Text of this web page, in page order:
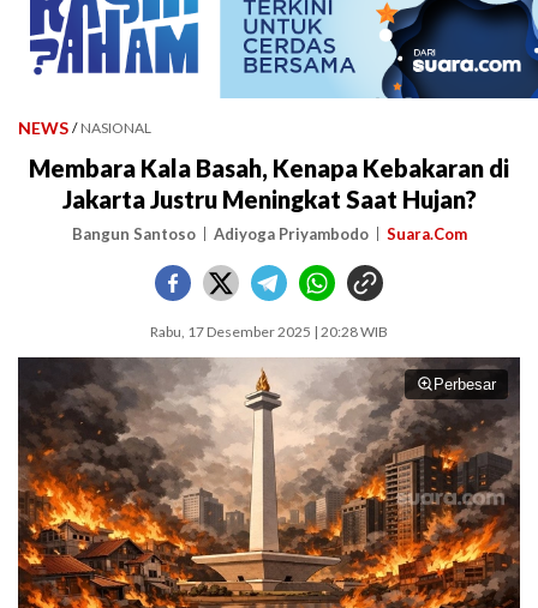
NEWS / NASIONAL
Membara Kala Basah, Kenapa Kebakaran di
Jakarta Justru Meningkat Saat Hujan?
Bangun Santoso Adiyoga Priyambodo Suara.Com
Rabu, 17 Desember 2025 | 20:28 WIB
Perbesar